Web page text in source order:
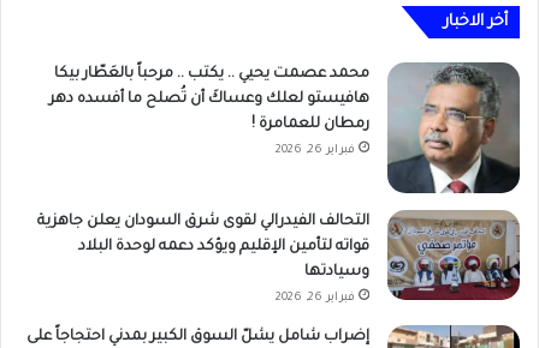
أخر الاخبار
محمد عصمت يحيي .. يكتب .. مرحباً بالعَطّار بيكا
هافيستو لعلك وعساكَ أن تُصلح ما أفسده دهر
رمطان للعمامرة !
فبراير 26, 2026
التحالف الفيدرالي لقوى شرق السودان يعلن جاهزية
قواته لتأمين الإقليم ويؤكد دعمه لوحدة البلاد
وسيادتها
فبراير 26, 2026
إضراب شامل يشلّ السوق الكبير بمدني احتجاجاً على